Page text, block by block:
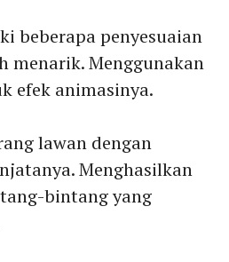
beberapa penyesuaian
menarik. Menggunakan
efek animasinya.
lawan dengan
Menghasilkan
bintang yang